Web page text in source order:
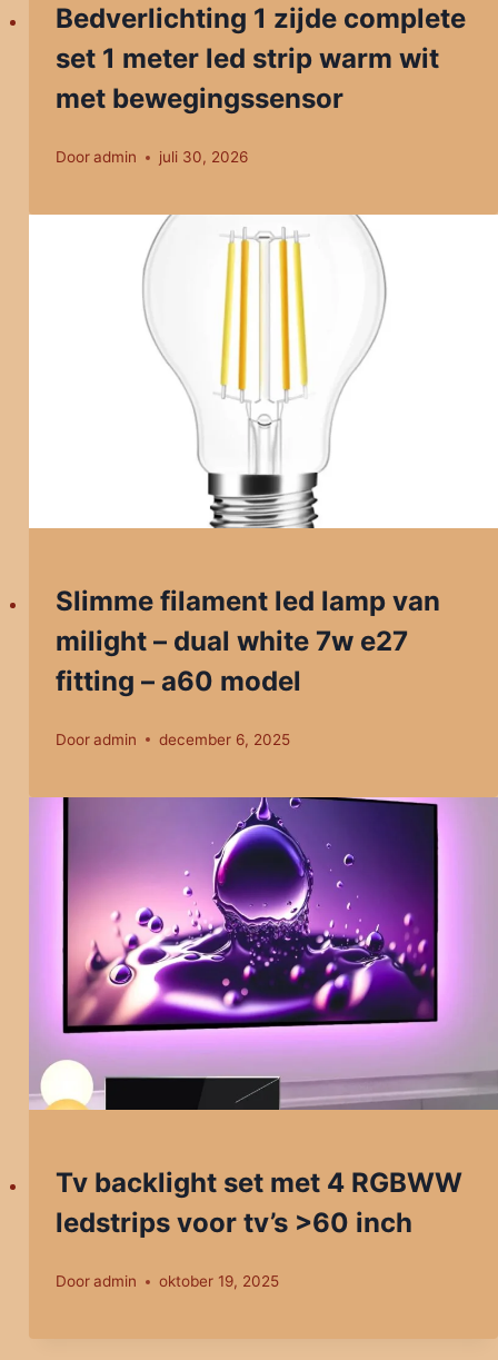
Bedverlichting 1 zijde complete
set 1 meter led strip warm wit
met bewegingssensor
Door admin juli 30, 2026
Slimme filament led lamp van
milight – dual white 7w e27
fitting – a60 model
Door admin december 6, 2025
Tv backlight set met 4 RGBWW
ledstrips voor tv’s >60 inch
Door admin oktober 19, 2025